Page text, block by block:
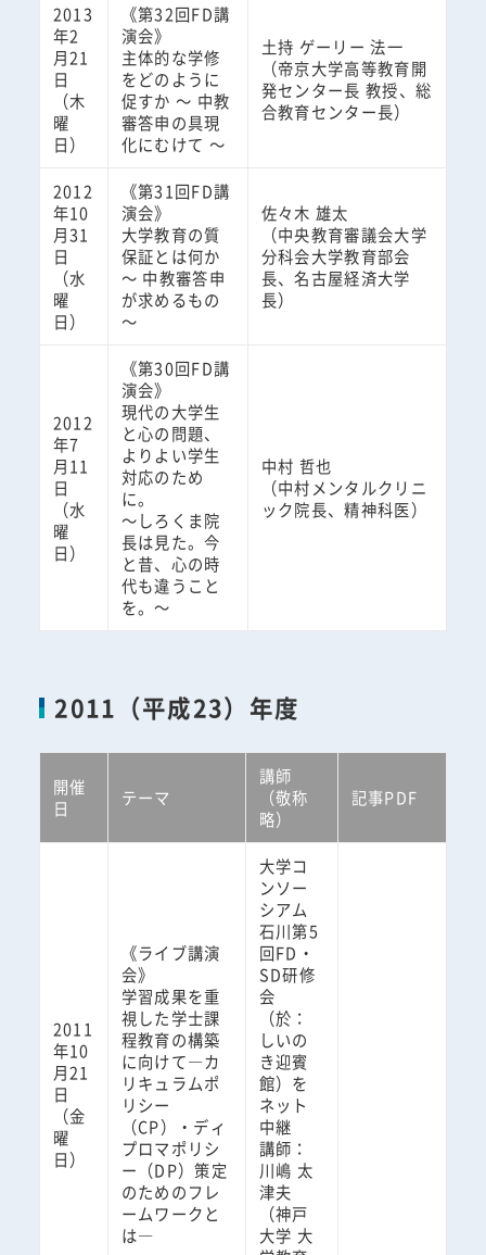
2013
年2
月21
日
（木
曜
日）
《第32回FD講
演会》
主体的な学修
をどのように
促すか ～ 中教
審答申の具現
化にむけて ～
土持 ゲーリー 法一
（帝京大学高等教育開
発センター長 教授、総
合教育センター長）
2012
年10
月31
日
（水
曜
日）
《第31回FD講
演会》
大学教育の質
保証とは何か
～ 中教審答申
が求めるもの
～
佐々木 雄太
（中央教育審議会大学
分科会大学教育部会
長、名古屋経済大学
長）
2012
年7
月11
日
（水
曜
日）
《第30回FD講
演会》
現代の大学生
と心の問題、
よりよい学生
対応のため
に。
～しろくま院
長は見た。今
と昔、心の時
代も違うこと
を。～
中村 哲也
（中村メンタルクリニ
ック院長、精神科医）
2011（平成23）年度
開催
日
テーマ
講師
（敬称
略）
記事PDF
2011
年10
月21
日
（金
曜
日）
《ライブ講演
会》
学習成果を重
視した学士課
程教育の構築
に向けて―カ
リキュラムポ
リシー
（CP）・ディ
プロマポリシ
ー（DP）策定
のためのフレ
ームワークと
は―
大学コ
ンソー
シアム
石川第5
回FD・
SD研修
会
（於：
しいの
き迎賓
館）を
ネット
中継
講師：
川嶋 太
津夫
（神戸
大学 大